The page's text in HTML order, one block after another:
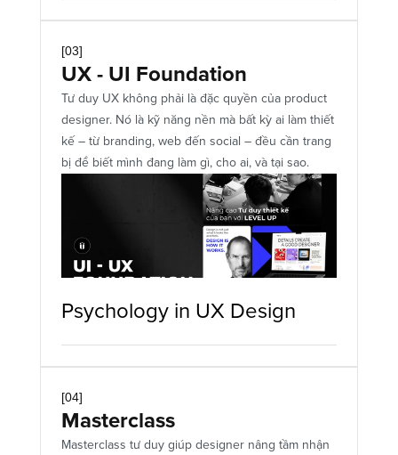
[03]
UX - UI Foundation
Tư duy UX không phải là đặc quyền của product
designer. Nó là kỹ năng nền mà bất kỳ ai làm thiết
kế – từ branding, web đến social – đều cần trang
bị để biết mình đang làm gì, cho ai, và tại sao.
Psychology in UX Design
[04]
Masterclass
Masterclass tư duy giúp designer nâng tầm nhận